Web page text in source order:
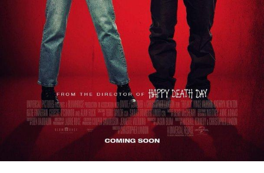
traseelor montane care fac legătura cu alte repere
turistice, cum ar fi cetățile Șiria și Șoimoș. Investițiile în
infrastructură reprezintă un pas esențial în promovarea
acestui patrimoniu natural și cultural,” a adăugat Sergiu
Bîlcea.